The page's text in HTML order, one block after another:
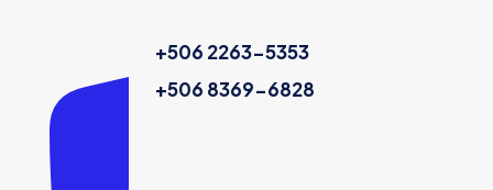
+506 2263-5353
+506 8369-6828